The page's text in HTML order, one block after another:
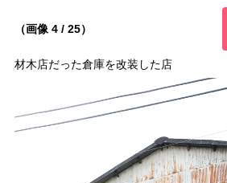
（画像 4 / 25）
材木店だった倉庫を改装した店